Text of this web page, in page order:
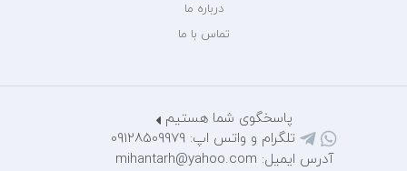
درباره ما
تماس با ما
پاسخگوی شما هستیم
تلگرام و واتس اپ: 09128509979
آدرس ایمیل: mihantarh@yahoo.com